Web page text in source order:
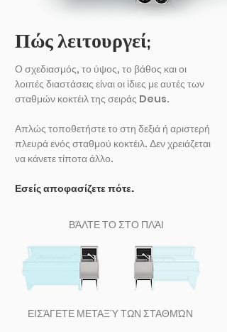
Πώς λειτουργεί;
Ο σχεδιασμός, το ύψος, το βάθος και οι
λοιπές διαστάσεις είναι οι ίδιες με αυτές των
σταθμών κοκτέιλ της σειράς Deus.
Απλώς τοποθετήστε το στη δεξιά ή αριστερή
πλευρά ενός σταθμού κοκτέιλ. Δεν χρειάζεται
να κάνετε τίποτα άλλο.
Εσείς αποφασίζετε πότε.
ΒΆΛΤΕ ΤΟ ΣΤΟ ΠΛΆΙ
ΕΙΣΆΓΕΤΕ ΜΕΤΑΞΎ ΤΩΝ ΣΤΑΘΜΏΝ